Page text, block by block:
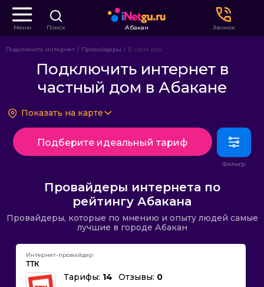
Меню Поиск Абакан Звонок
Подключить интернет Провайдеры В свой дом
Подключить интернет в
частный дом в Абакане
Показать на карте
Подберите идеальный тариф
Провайдеры интернета по
рейтингу Абакана
Провайдеры, которые по мнению и опыту людей самые
лучшие в городе Абакан
Интернет-провайдер
ТТК
Тарифы: 14 Отзывы: 0